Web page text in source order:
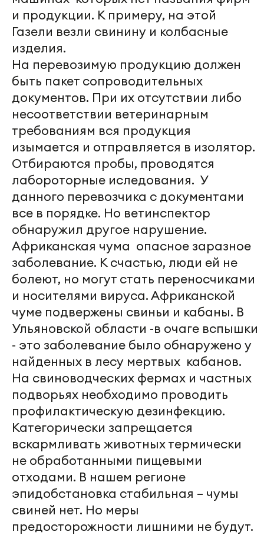
и продукции. К примеру, на этой
Газели везли свинину и колбасные
изделия.
На перевозимую продукцию должен
быть пакет сопроводительных
документов. При их отсутствии либо
несоответствии ветеринарным
требованиям вся продукция
изымается и отправляется в изолятор.
Отбираются пробы, проводятся
лабороторные иследования. У
данного перевозчика с документами
все в порядке. Но ветинспектор
обнаружил другое нарушение.
Африканская чума опасное заразное
заболевание. К счастью, люди ей не
болеют, но могут стать переносчиками
и носителями вируса. Африканской
чуме подвержены свиньи и кабаны. В
Ульяновской области -в очаге вспышки
- это заболевание было обнаружено у
найденных в лесу мертвых кабанов.
На свиноводческих фермах и частных
подворьях необходимо проводить
профилактическую дезинфекцию.
Категорически запрещается
вскармливать животных термически
не обработанными пищевыми
отходами. В нашем регионе
эпидобстановка стабильная – чумы
свиней нет. Но меры
предосторожности лишними не будут.